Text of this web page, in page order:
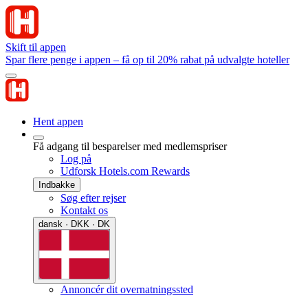
Skift til appen
Spar flere penge i appen – få op til 20% rabat på udvalgte hoteller
Hent appen
Få adgang til besparelser med medlemspriser
Log på
Udforsk Hotels.com Rewards
Indbakke
Søg efter rejser
Kontakt os
dansk · DKK · DK
Annoncér dit overnatningssted